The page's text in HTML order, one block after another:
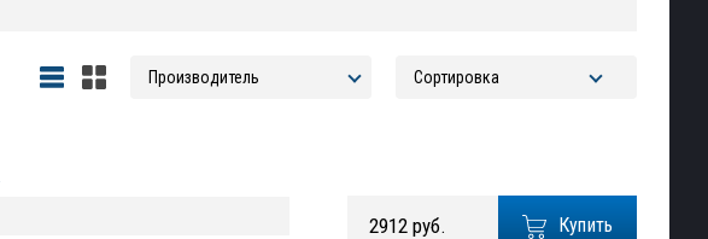
Купить
2912 руб.